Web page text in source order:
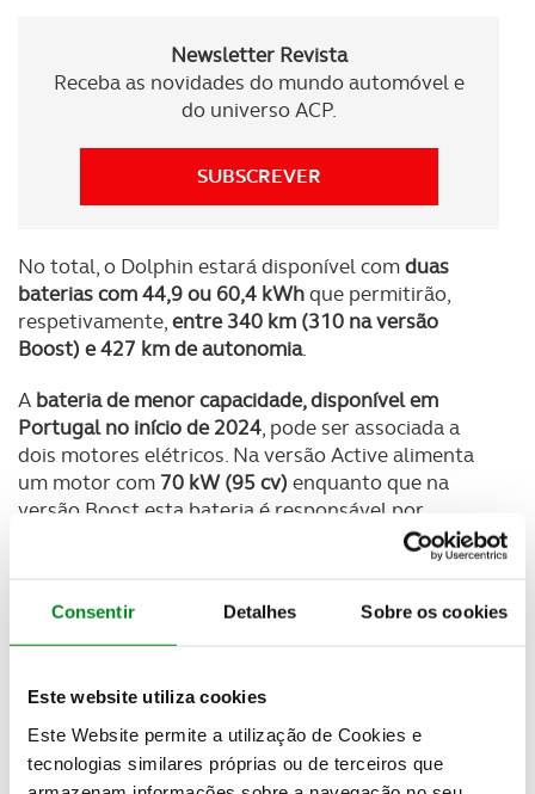
Consentir Detalhes Sobre os cookies
Este website utiliza cookies
Este Website permite a utilização de Cookies e
tecnologias similares próprias ou de terceiros que
Newsletter Revista
Receba as novidades do mundo automóvel e
do universo ACP.
SUBSCREVER
No total, o Dolphin estará disponível comduas
baterias com 44,9 ou 60,4 kWhque permitirão,
respetivamente,entre 340 km (310 na versão
Boost) e 427 km de autonomia.
A bateria de menor capacidade, disponível em
Portugal no início de 2024, pode ser associada a
dois motores elétricos. Na versão Active alimenta
um motor com 70 kW (95 cv) enquanto que na
versão Boost esta bateria é responsável por
130 kW (176 cv).